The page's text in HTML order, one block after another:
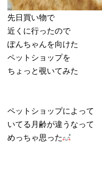
先日買い物で
近くに行ったので
ぽんちゃんを向けた
ペットショップを
ちょっと覗いてみた
ペットショップによって
いてる月齢が違うなって
めっちゃ思った